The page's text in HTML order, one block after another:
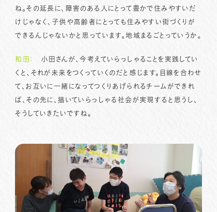
ね。その延長に、障害のある人にとって豊かで住みやすいだ
けじゃなく、子供や高齢者にとっても住みやすい街づくりが
できるんじゃないかと思っています。地域まるごとっていうか。
和田：
小田さんが、今考えていらっしゃることを実践してい
くと、それが未来をつくっていくのだと感じます。目線を合わせ
て、お互いに一緒になってつくりあげられるチームができれ
ば、その先に、描いていらっしゃる社会が実現すると思うし、
そうしていきたいですね。